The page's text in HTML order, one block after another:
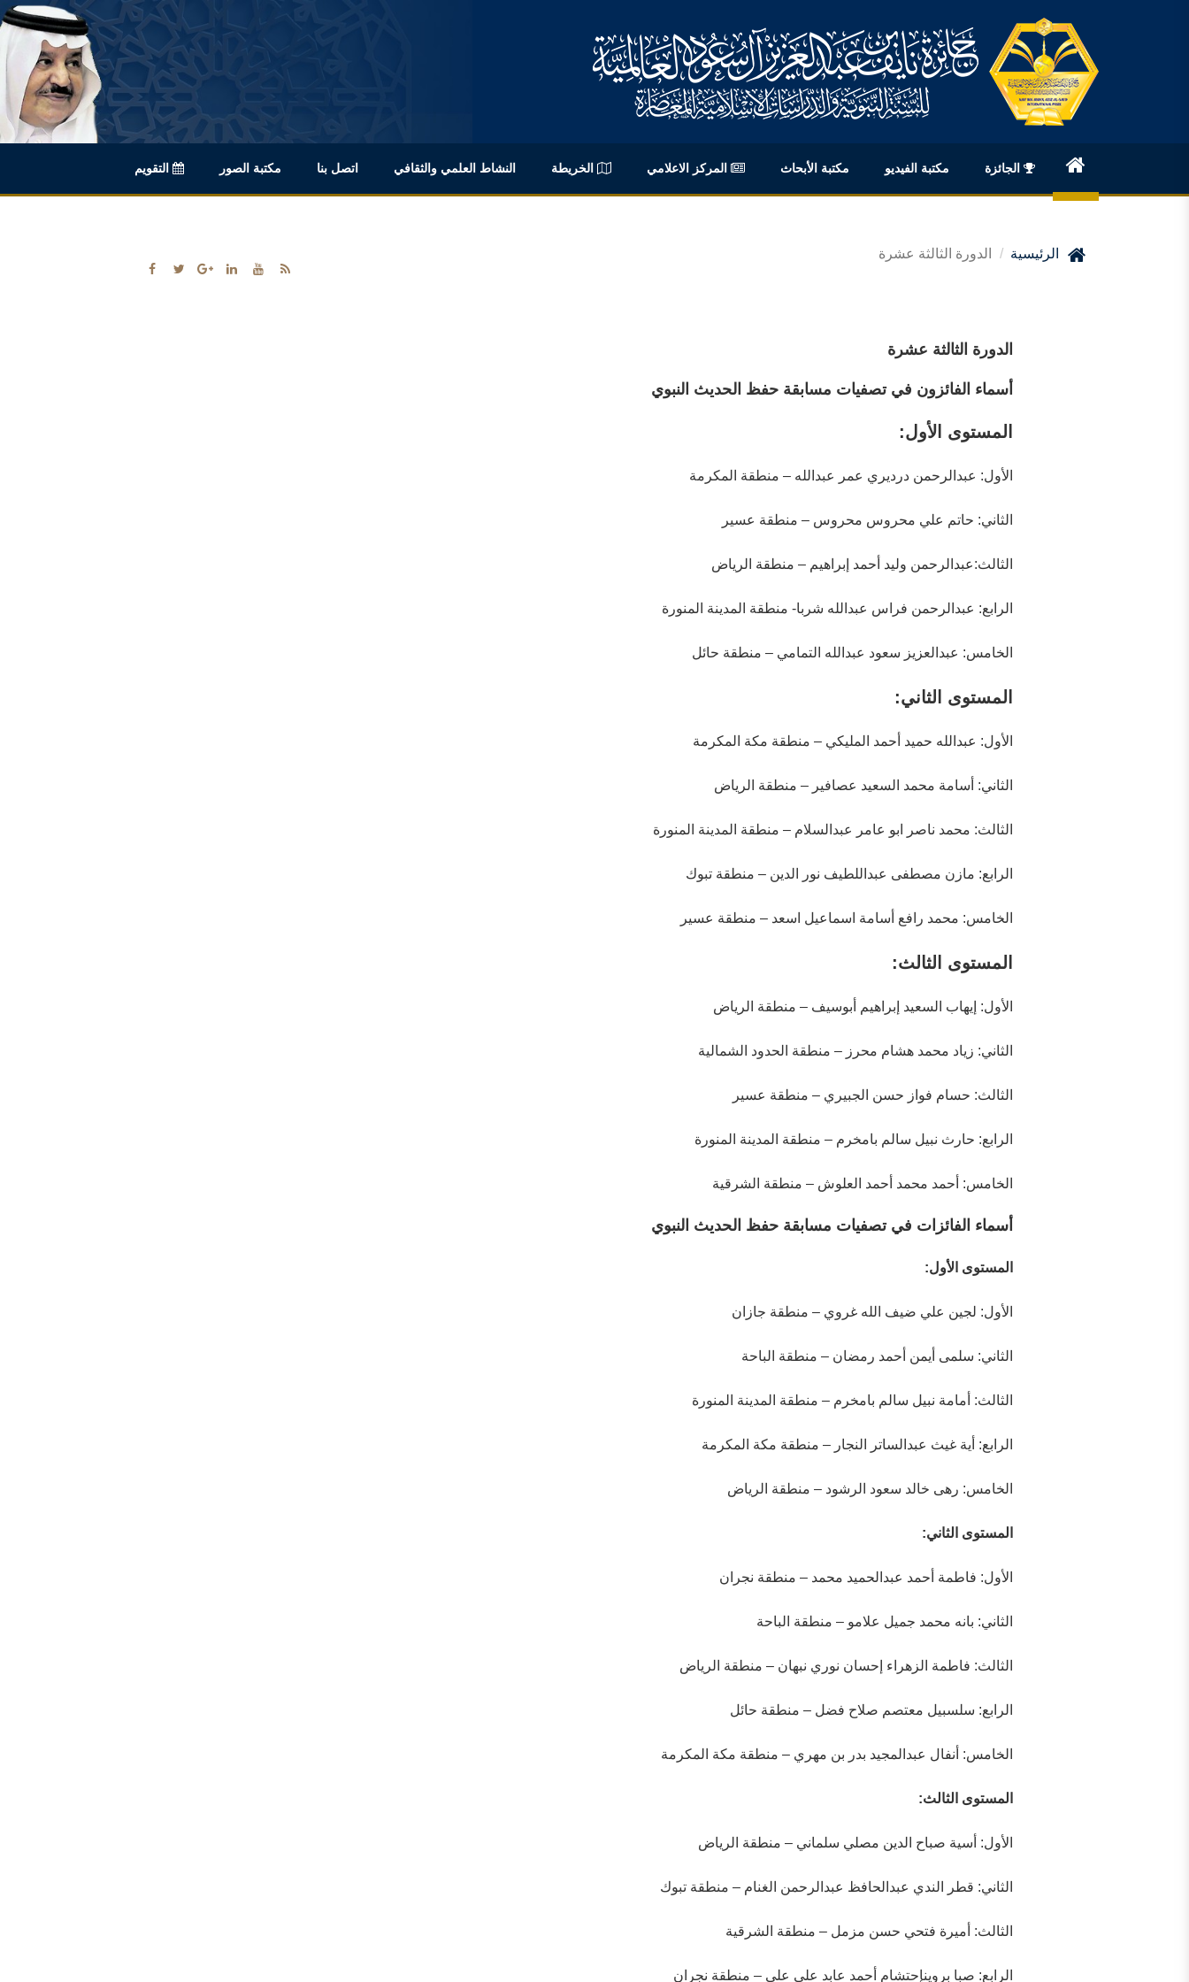
الجائزة مكتبة الفيديو مكتبة الأبحاث المركز الاعلامي الخريطة النشاط العلمي والثقافي اتصل بنا مكتبة الصور التقويم
الرئيسية الدورة الثالثة عشرة
الدورة الثالثة عشرة
أسماء الفائزون في تصفيات مسابقة حفظ الحديث النبوي
المستوى الأول:
الأول: عبدالرحمن درديري عمر عبدالله – منطقة المكرمة
الثاني: حاتم علي محروس محروس – منطقة عسير
الثالث:عبدالرحمن وليد أحمد إبراهيم – منطقة الرياض
الرابع: عبدالرحمن فراس عبدالله شربا- منطقة المدينة المنورة
الخامس: عبدالعزيز سعود عبدالله التمامي – منطقة حائل
المستوى الثاني:
الأول: عبدالله حميد أحمد المليكي – منطقة مكة المكرمة
الثاني: أسامة محمد السعيد عصافير – منطقة الرياض
الثالث: محمد ناصر ابو عامر عبدالسلام – منطقة المدينة المنورة
الرابع: مازن مصطفى عبداللطيف نور الدين – منطقة تبوك
الخامس: محمد رافع أسامة اسماعيل اسعد – منطقة عسير
المستوى الثالث:
الأول: إيهاب السعيد إبراهيم أبوسيف – منطقة الرياض
الثاني: زياد محمد هشام محرز – منطقة الحدود الشمالية
الثالث: حسام فواز حسن الجبيري – منطقة عسير
الرابع: حارث نبيل سالم بامخرم – منطقة المدينة المنورة
الخامس: أحمد محمد أحمد العلوش – منطقة الشرقية
أسماء الفائزات في تصفيات مسابقة حفظ الحديث النبوي
المستوى الأول:
الأول: لجين علي ضيف الله غروي – منطقة جازان
الثاني: سلمى أيمن أحمد رمضان – منطقة الباحة
الثالث: أمامة نبيل سالم بامخرم – منطقة المدينة المنورة
الرابع: أية غيث عبدالساتر النجار – منطقة مكة المكرمة
الخامس: رهى خالد سعود الرشود – منطقة الرياض
المستوى الثاني:
الأول: فاطمة أحمد عبدالحميد محمد – منطقة نجران
الثاني: بانه محمد جميل علامو – منطقة الباحة
الثالث: فاطمة الزهراء إحسان نوري نبهان – منطقة الرياض
الرابع: سلسبيل معتصم صلاح فضل – منطقة حائل
الخامس: أنفال عبدالمجيد بدر بن مهري – منطقة مكة المكرمة
المستوى الثالث:
الأول: أسية صباح الدين مصلي سلماني – منطقة الرياض
الثاني: قطر الندي عبدالحافظ عبدالرحمن الغنام – منطقة تبوك
الثالث: أميرة فتحي حسن مزمل – منطقة الشرقية
الرابع: صبا بروينإحتشام أحمد عابد علي علي – منطقة نجران